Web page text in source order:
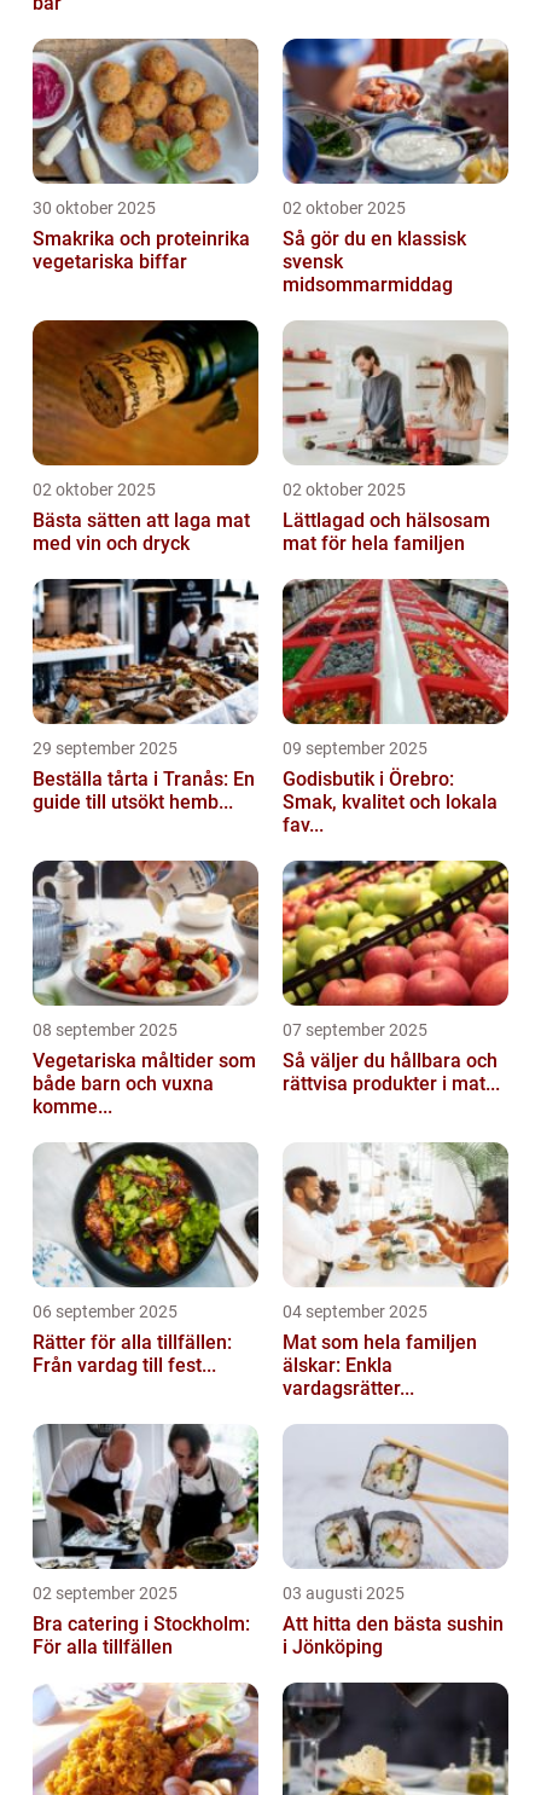
30 oktober 2025
Smakrika och proteinrika
vegetariska biffar
02 oktober 2025
Så gör du en klassisk
svensk
midsommarmiddag
02 oktober 2025
Bästa sätten att laga mat
med vin och dryck
02 oktober 2025
Lättlagad och hälsosam
mat för hela familjen
29 september 2025
Beställa tårta i Tranås: En
guide till utsökt hemb...
09 september 2025
Godisbutik i Örebro:
Smak, kvalitet och lokala
fav...
08 september 2025
Vegetariska måltider som
både barn och vuxna
komme...
07 september 2025
Så väljer du hållbara och
rättvisa produkter i mat...
06 september 2025
Rätter för alla tillfällen:
Från vardag till fest...
04 september 2025
Mat som hela familjen
älskar: Enkla
vardagsrätter...
02 september 2025
Bra catering i Stockholm:
För alla tillfällen
03 augusti 2025
Att hitta den bästa sushin
i Jönköping